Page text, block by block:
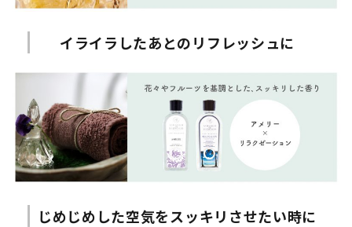
イライラしたあとのリフレッシュに
じめじめした空気をスッキリさせたい時に